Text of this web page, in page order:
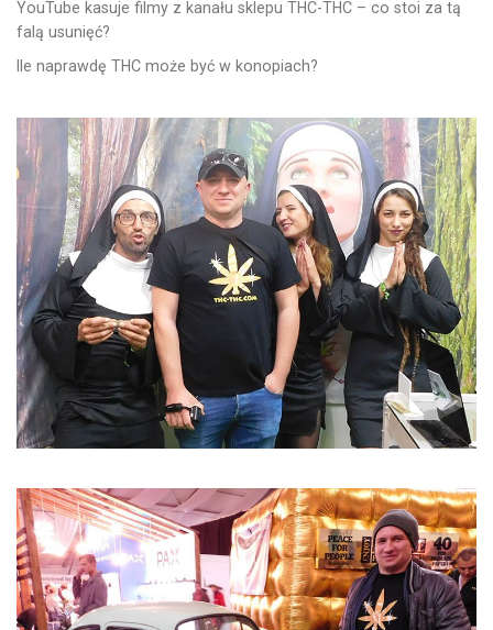
YouTube kasuje filmy z kanału sklepu THC-THC – co stoi za tą
falą usunięć?
Ile naprawdę THC może być w konopiach?